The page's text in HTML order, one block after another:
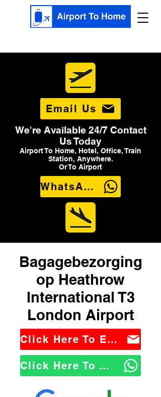
Email Us
We're Available 24/7 Contact
Us Today
Airport To Home, Hotel, Office, Train
Station, Anywhere.
Or To Airport
WhatsApp Us
Bagagebezorging
op Heathrow
International T3
London Airport
Click Here To Email Us
Click Here To WhatsApp Us